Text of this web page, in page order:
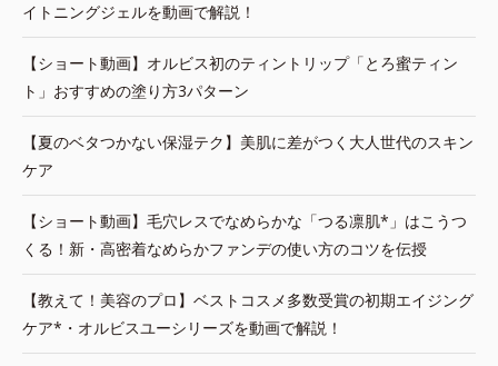
イトニングジェルを動画で解説！
【ショート動画】オルビス初のティントリップ「とろ蜜ティン
ト」おすすめの塗り方3パターン
【夏のベタつかない保湿テク】美肌に差がつく大人世代のスキン
ケア
【ショート動画】毛穴レスでなめらかな「つる凛肌*」はこうつ
くる！新・高密着なめらかファンデの使い方のコツを伝授
【教えて！美容のプロ】ベストコスメ多数受賞の初期エイジング
ケア*・オルビスユーシリーズを動画で解説！